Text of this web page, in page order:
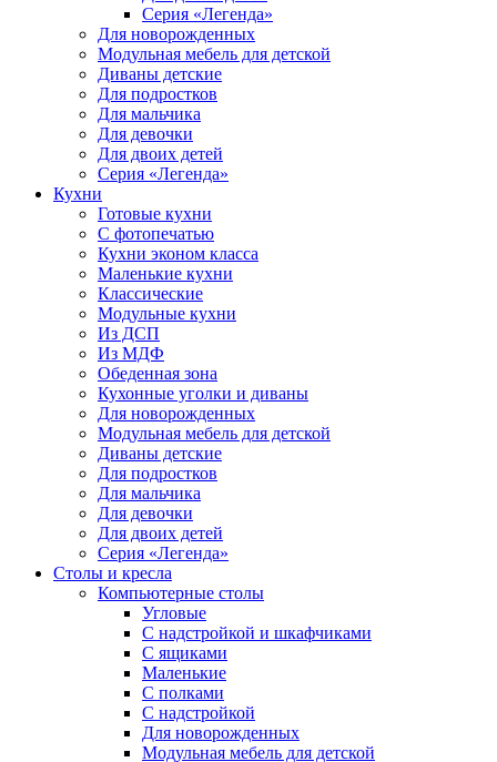
Серия «Легенда»
Для новорожденных
Модульная мебель для детской
Диваны детские
Для подростков
Для мальчика
Для девочки
Для двоих детей
Серия «Легенда»
Кухни
Готовые кухни
С фотопечатью
Кухни эконом класса
Маленькие кухни
Классические
Модульные кухни
Из ДСП
Из МДФ
Обеденная зона
Кухонные уголки и диваны
Для новорожденных
Модульная мебель для детской
Диваны детские
Для подростков
Для мальчика
Для девочки
Для двоих детей
Серия «Легенда»
Столы и кресла
Компьютерные столы
Угловые
С надстройкой и шкафчиками
С ящиками
Маленькие
С полками
С надстройкой
Для новорожденных
Модульная мебель для детской